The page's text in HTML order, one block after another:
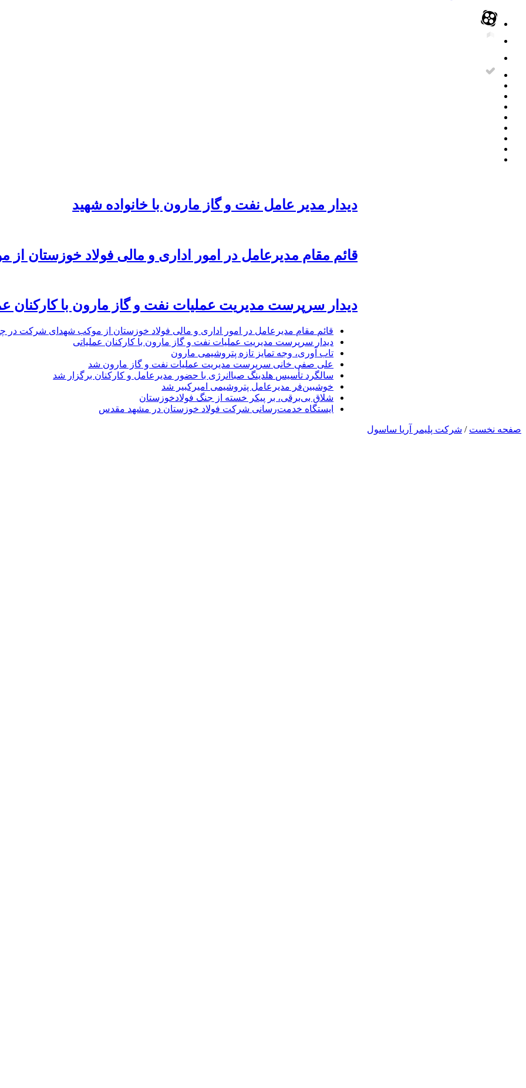
دیدار مدیر عامل نفت و گاز مارون با خانواده شهید
قائم مقام مدیرعامل در امور اداری و مالی فولاد خوزستان
دیدار سرپرست مدیریت عملیات نفت و گاز مارون با کارکنان
قائم مقام مدیرعامل در امور اداری و مالی فولاد خوزستان از موکب شهدای شرکت در
دیدار سرپرست مدیریت عملیات نفت و گاز مارون با کارکنان عملیاتی
تاب آوری، وجه تمایز تازه پتروشیمی مارون
علی صفی خانی سرپرست مدیریت عملیات نفت و گاز مارون شد
سالگرد تأسیس هلدینگ صباانرژی با حضور مدیرعامل و کارکنان برگزار شد
خوشبین‌فر مدیرعامل پتروشیمی امیرکبیر شد
شلاق‌ بی‌برقی، بر پیکر خسته‌ از جنگ فولادخوزستان
ایستگاه خدمت‌رسانی شرکت فولاد خوزستان در مشهد مقدس
صفحه نخست / شرکت پلیمر آریا ساسول